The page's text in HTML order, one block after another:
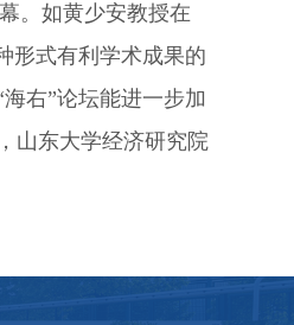
。如黄少安教授在
形式有利学术成果的
右”论坛能进一步加
山东大学经济研究院